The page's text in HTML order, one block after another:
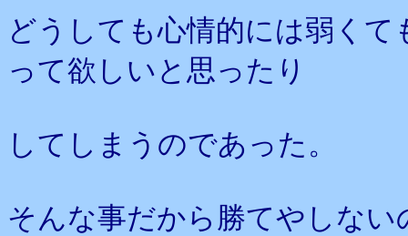
どうしても心情的には弱く
って欲しいと思ったり
してしまうのであった。
そんな事だから勝てやしない